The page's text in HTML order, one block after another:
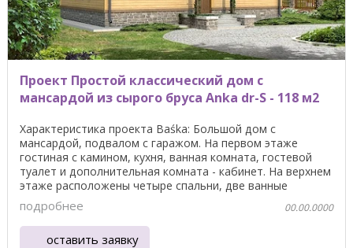
Проект Простой классический дом с
мансардой из сырого бруса Anka dr-S - 118 м2
Характеристика проекта Baśka: Большой дом с
мансардой, подвалом с гаражом. На первом этаже
гостиная с камином, кухня, ванная комната, гостевой
туалет и дополнительная комната - кабинет. На верхнем
этаже расположены четыре спальни, две ванные
комнаты ...
подробнее 00.00.0000
оставить заявку